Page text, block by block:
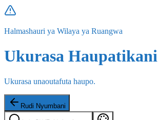
Halmashauri ya Wilaya ya Ruangwa
Ukurasa Haupatikani
Ukurasa unaoutafuta haupo.
Rudi Nyumbani